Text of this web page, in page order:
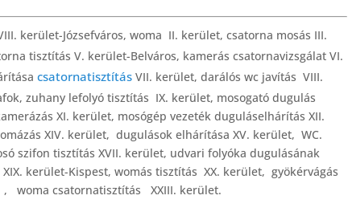
kerület-Józsefváros, woma II. kerület, csatorna mosás III.
tisztítás V. kerület-Belváros, kamerás csatornavizsgálat VI.
csatornatisztítás VII. kerület, darálós wc javítás VIII.
zuhany lefolyó tisztítás IX. kerület, mosogató dugulás
XI. kerület, mosógép vezeték duguláselhárítás XII.
XIV. kerület, dugulások elhárítása XV. kerület, WC.
szifon tisztítás XVII. kerület, udvari folyóka dugulásának
kerület-Kispest, womás tisztítás XX. kerület, gyökérvágás
, woma csatornatisztítás XXIII. kerület.